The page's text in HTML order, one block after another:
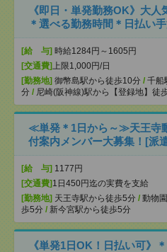
《即日・単発勤務OK》大
＊選べる勤務時間＊日払い
[給 与] 時給1284円～1605円
[交通費] 上限1,000円/日
[勤務地] 御幣島駅から徒歩10分 / 千船
分 / 尼崎(阪神線)駅から【登録地】徒
≪単発＊1日から～≫天王寺
付案内メンバー大募集！[派
[給 与] 1177円
[交通費] 1日450円迄の実費を支給
[勤務地] 天王寺駅から徒歩5分 / 動物
歩5分 / 新今宮駅から徒歩5分
《単発1日OK！日払い可》